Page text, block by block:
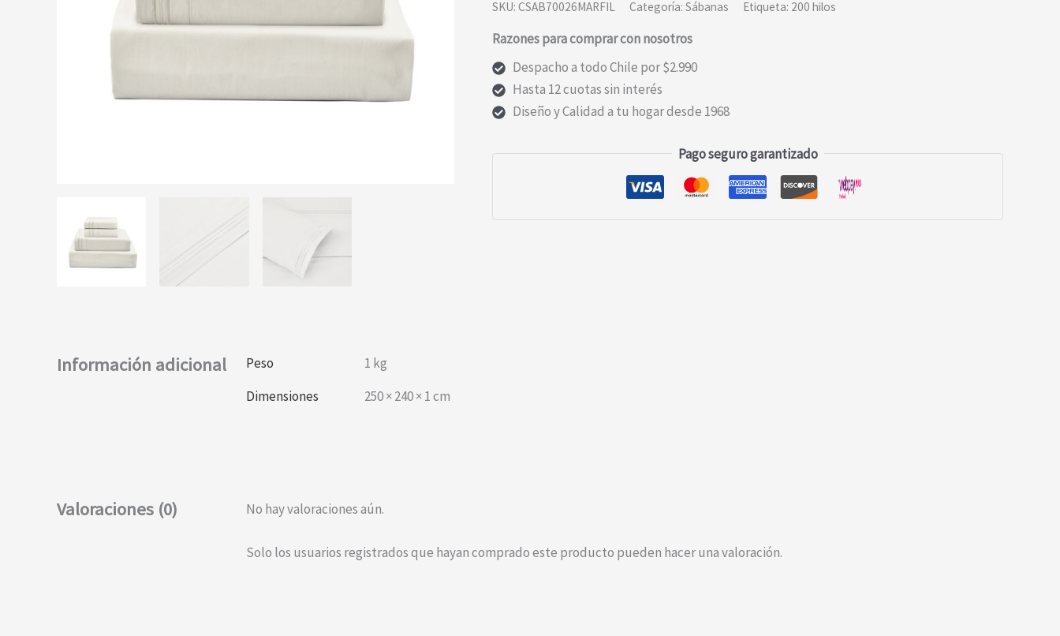
ALGODÓN
200
HILOS
MARFIL
KING
SKU: CSAB70026MARFIL Categoría: Sábanas Etiqueta: 200 hilos
Razones para comprar con nosotros
Despacho a todo Chile por $2.990
Hasta 12 cuotas sin interés
Diseño y Calidad a tu hogar desde 1968
Pago seguro garantizado
Información adicional Peso
1 kg
Dimensiones
250 × 240 × 1 cm
Valoraciones (0) No hay valoraciones aún.
Solo los usuarios registrados que hayan comprado este producto pueden hacer una valoración.